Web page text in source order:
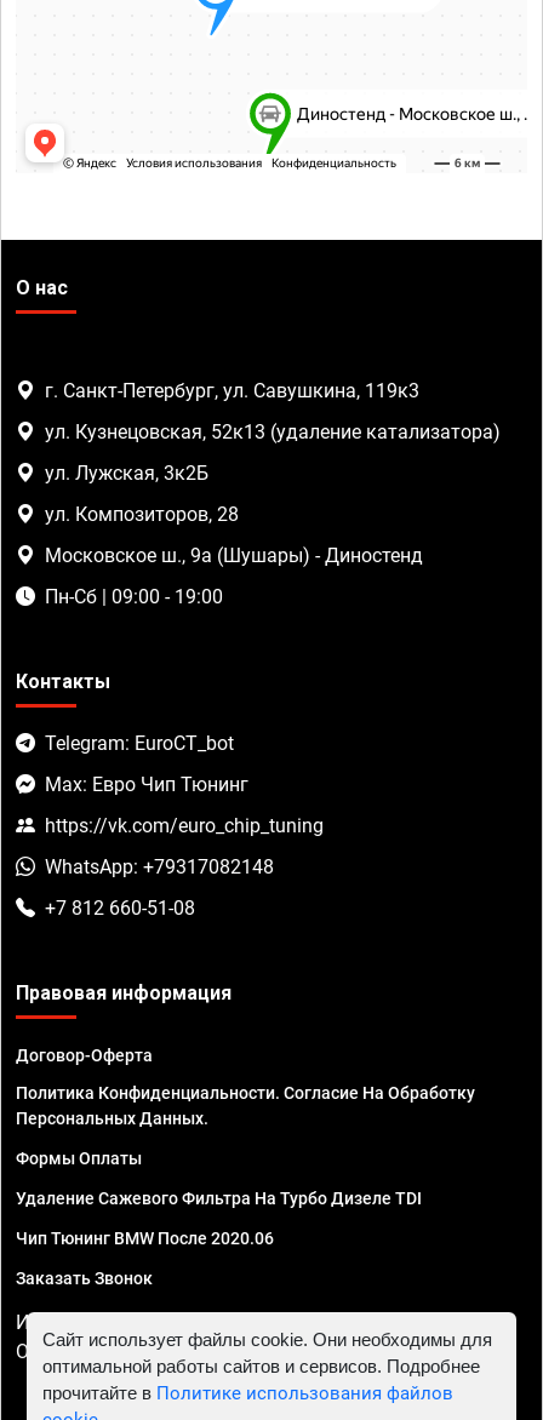
О нас
г. Санкт-Петербург, ул. Савушкина, 119к3
ул. Кузнецовская, 52к13 (удаление катализатора)
ул. Лужская, 3к2Б
ул. Композиторов, 28
Московское ш., 9а (Шушары) - Диностенд
Пн-Сб | 09:00 - 19:00
Контакты
Telegram: EuroCT_bot
Max: Евро Чип Тюнинг
https://vk.com/euro_chip_tuning
WhatsApp: +79317082148
+7 812 660-51-08
Правовая информация
Договор-Оферта
Политика Конфиденциальности. Согласие На Обработку
Персональных Данных.
Формы Оплаты
Удаление Сажевого Фильтра На Турбо Дизеле TDI
Чип Тюнинг BMW После 2020.06
Заказать Звонок
ИП Смирнов Георгий Павлович. ИНН 781302555843,
ОГРНИП 324470400032610
Сайт использует файлы cookie. Они необходимы для
оптимальной работы сайтов и сервисов. Подробнее
прочитайте в Политике использования файлов